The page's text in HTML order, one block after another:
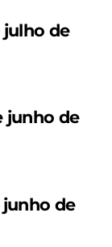
julho de
junho de
junho de